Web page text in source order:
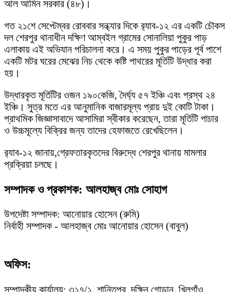
আল আমিন সরকার (৪৮)।
গত ২১শে সেপ্টেম্বর রোববার সন্ধ্যার দিকে র‍্যাব-১২ এর একটি চৌকস
দল শেরপুর থানাধীন দক্ষিণ আম্বইল গ্রামের সোনালিয়া পুকুর পাড়
এলাকায় এই অভিযান পরিচালনা করে। এ সময় পুকুর পাড়ের পূর্ব পাশে
একটি মটর ঘরের মেঝের নিচ থেকে কষ্টি পাথরের মূর্তিটি উদ্ধার করা
হয়।
উদ্ধারকৃত মূর্তিটির ওজন ১৯০কেজি, দৈর্ঘ্য ৫৭ ইঞ্চি এবং প্রস্থ ২৪
ইঞ্চি। সুত্র মতে এর আনুমানিক বাজারমূল্য প্রায় দুই কোটি টাকা।
প্রাথমিক জিজ্ঞাসাবাদে আসামিরা স্বীকার করেছেন, তারা মূর্তিটি পাচার
ও উচ্চমূল্যে বিক্রির জন্য তাদের হেফাজতে রেখেছিলেন।
র‍্যাব-১২ জানায়,গ্রেফতারকৃতদের বিরুদ্ধে শেরপুর থানায় মামলার
প্রক্রিয়া চলছে।
সম্পাদক ও প্রকাশক: আলহাজ্ব মোঃ সোহাগ
উপদেষ্টা সম্পাদক: আনোয়ার হোসেন (রুমি)
নির্বাহী সম্পাদক - আলহাজ্ব মোঃ আনোয়ার হোসেন (বাবুল)
অফিস:
সম্পাদকীয় কার্যালয়: ৩১৭/১, শান্তিপুর, দক্ষিন গোড়ান, খিলগাঁও,